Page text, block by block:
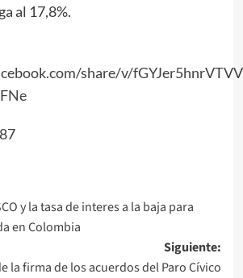
al 17,8%.
share/v/
87
y la tasa de interes a la baja para
en Colombia
Siguiente:
la firma de los acuerdos del Paro Cívico